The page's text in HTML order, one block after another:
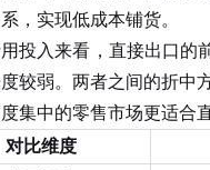
，实现低成本铺货。
入来看，直接出口的前
较弱。两者之间的折中
集中的零售市场更适合
对比维度